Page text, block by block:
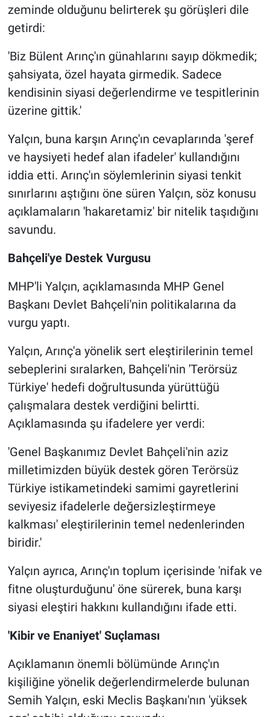
zeminde olduğunu belirterek şu görüşleri dile
getirdi:
'Biz Bülent Arınç'ın günahlarını sayıp dökmedik;
şahsiyata, özel hayata girmedik. Sadece
kendisinin siyasi değerlendirme ve tespitlerinin
üzerine gittik.'
Yalçın, buna karşın Arınç'ın cevaplarında 'şeref
ve haysiyeti hedef alan ifadeler' kullandığını
iddia etti. Arınç'ın söylemlerinin siyasi tenkit
sınırlarını aştığını öne süren Yalçın, söz konusu
açıklamaların 'hakaretamiz' bir nitelik taşıdığını
savundu.
Bahçeli'ye Destek Vurgusu
MHP'li Yalçın, açıklamasında MHP Genel
Başkanı Devlet Bahçeli'nin politikalarına da
vurgu yaptı.
Yalçın, Arınç'a yönelik sert eleştirilerinin temel
sebeplerini sıralarken, Bahçeli'nin 'Terörsüz
Türkiye' hedefi doğrultusunda yürüttüğü
çalışmalara destek verdiğini belirtti.
Açıklamasında şu ifadelere yer verdi:
'Genel Başkanımız Devlet Bahçeli'nin aziz
milletimizden büyük destek gören Terörsüz
Türkiye istikametindeki samimi gayretlerini
seviyesiz ifadelerle değersizleştirmeye
kalkması' eleştirilerinin temel nedenlerinden
biridir.'
Yalçın ayrıca, Arınç'ın toplum içerisinde 'nifak ve
fitne oluşturduğunu' öne sürerek, buna karşı
siyasi eleştiri hakkını kullandığını ifade etti.
'Kibir ve Enaniyet' Suçlaması
Açıklamanın önemli bölümünde Arınç'ın
kişiliğine yönelik değerlendirmelerde bulunan
Semih Yalçın, eski Meclis Başkanı'nın 'yüksek